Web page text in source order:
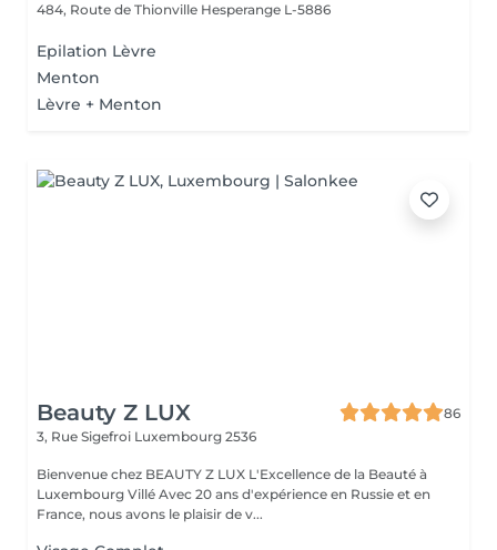
484, Route de Thionville Hesperange L-5886
Epilation Lèvre
Menton
Lèvre + Menton
Beauty Z LUX
86
3, Rue Sigefroi Luxembourg 2536
Bienvenue chez BEAUTY Z LUX L'Excellence de la Beauté à
Luxembourg Villé Avec 20 ans d'expérience en Russie et en
France, nous avons le plaisir de v...